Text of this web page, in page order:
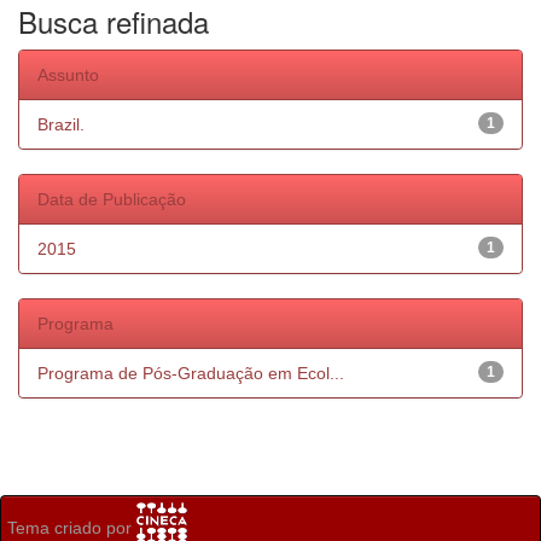
Busca refinada
Assunto
1
Brazil.
Data de Publicação
1
2015
Programa
1
Programa de Pós-Graduação em Ecol...
Tema criado por